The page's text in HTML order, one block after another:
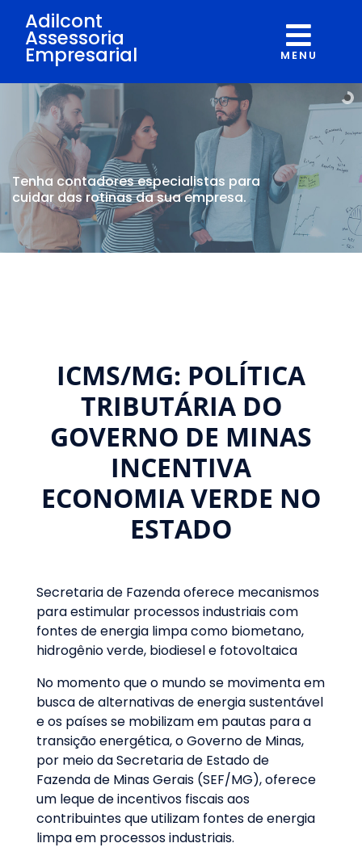
Adilcont
Assessoria
Empresarial MENU
Tenha contadoresespecialistas para
cuidar das rotinas da sua empresa.
ICMS/MG: POLÍTICA
TRIBUTÁRIA DO
GOVERNO DE MINAS
INCENTIVA
ECONOMIA VERDE NO
ESTADO
Secretaria de Fazenda oferece mecanismos
para estimular processos industriais com
fontes de energia limpa como biometano,
hidrogênio verde, biodiesel e fotovoltaica
No momento que o mundo se movimenta em
busca de alternativas de energia sustentável
e os países se mobilizam em pautas para a
transição energética, o Governo de Minas,
por meio da Secretaria de Estado de
Fazenda de Minas Gerais (SEF/MG), oferece
um leque de incentivos fiscais aos
contribuintes que utilizam fontes de energia
limpa em processos industriais.